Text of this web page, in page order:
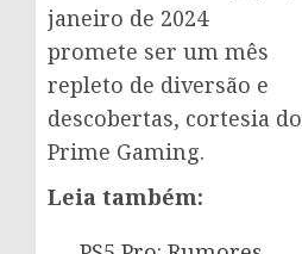
janeiro de 2024
promete ser um mês
repleto de diversão e
descobertas, cortesia do
Prime Gaming.
Leia também: